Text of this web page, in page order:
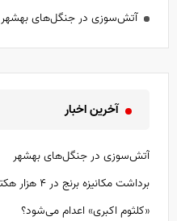
آتش‌سوزی در جنگل‌های بهشهر
آخرین اخبار
آتش‌سوزی در جنگل‌های بهشهر
برداشت مکانیزه برنج در ۴ هزار هکتار از شالیزار‌های جویبار
«کلثوم اکبری» اعدام می‌شود؟